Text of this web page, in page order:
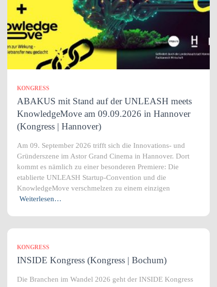
KONGRESS
ABAKUS mit Stand auf der UNLEASH meets
KnowledgeMove am 09.09.2026 in Hannover
(Kongress | Hannover)
Am 09. September 2026 trifft sich die Innovations- und
Gründerszene im Astor Grand Cinema in Hannover. Dort
kommt es nämlich zu einer besonderen Premiere: Die
etablierte UNLEASH Startup-Convention und die
KnowledgeMove verschmelzen zu einem einzigen
Weiterlesen…
KONGRESS
INSIDE Kongress (Kongress | Bochum)
Die Branchen im Wandel 2026 geht der INSIDE Kongress